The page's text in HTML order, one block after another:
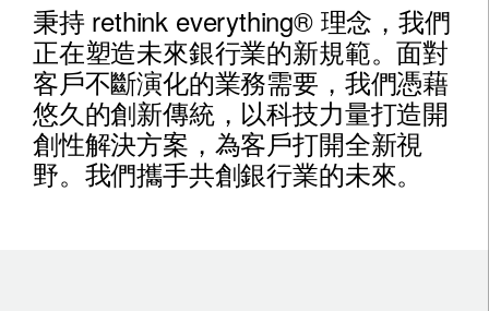
秉持 rethink everything® 理念，我們
正在塑造未來銀行業的新規範。面對
客戶不斷演化的業務需要，我們憑藉
悠久的創新傳統，以科技力量打造開
創性解決方案，為客戶打開全新視
野。我們攜手共創銀行業的未來。